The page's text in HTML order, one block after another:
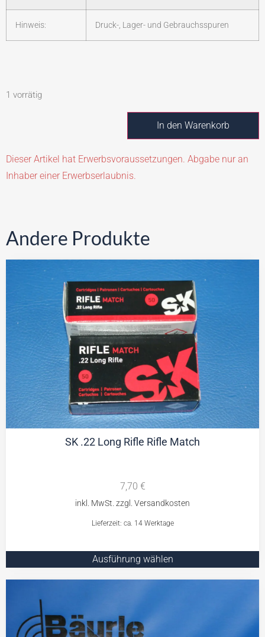
Hinweis: Druck-, Lager- und Gebrauchsspuren
1 vorrätig
In den Warenkorb
Dieser Artikel hat Erwerbsvoraussetzungen. Abgabe nur an
Inhaber einer Erwerbserlaubnis.
Andere Produkte
SK .22 Long Rifle Rifle Match
7,70 €
Lieferzeit: ca. 14 Werktage
Ausführung wählen